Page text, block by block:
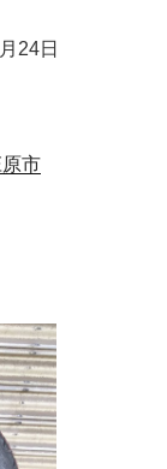
24日
市